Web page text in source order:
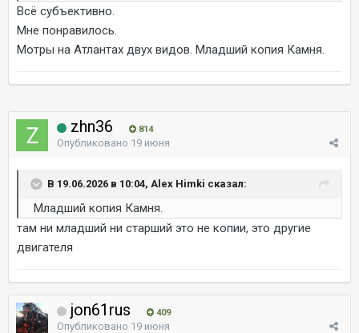
Всё субъективно.
Мне понравилось.
Мотры на Атлантах двух видов. Младший копия Камня.
zhn36 814
Опубликовано 19 июня
В 19.06.2026 в 10:04, Alex Himki сказал:
Младший копия Камня.
там ни младший ни старший это не копии, это другие
двигателя
jon61rus 409
Опубликовано 19 июня